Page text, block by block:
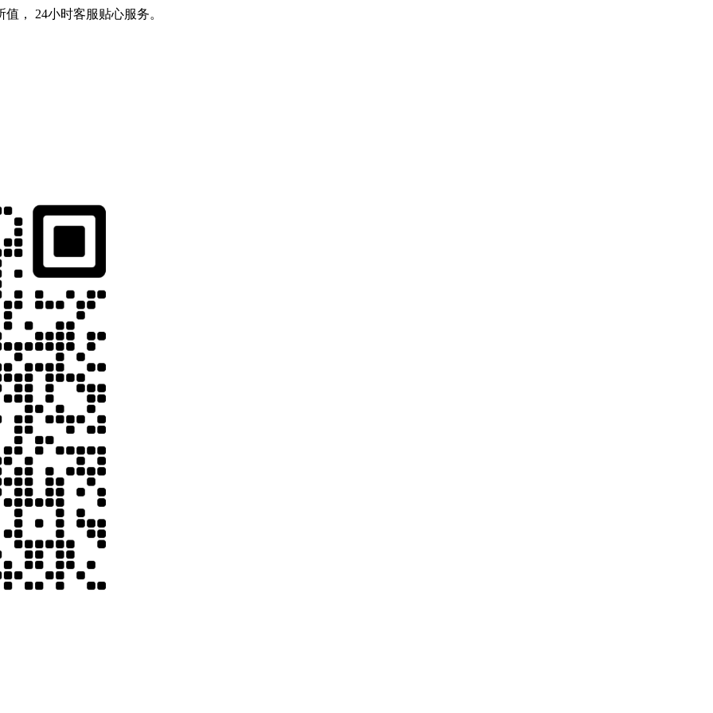
， 24小时客服贴心服务。